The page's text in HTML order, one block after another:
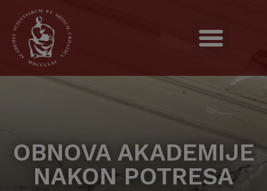
OBNOVA AKADEMIJE
NAKON POTRESA